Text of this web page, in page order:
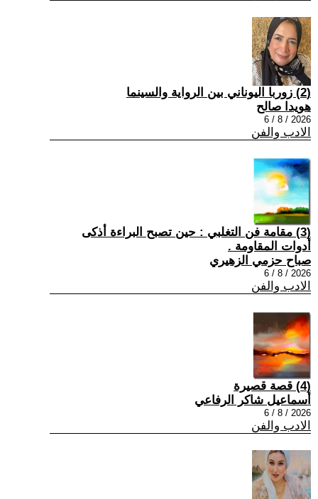
(2) زوربا اليوناني بين الرواية والسينما
هويدا صالح
2026 / 8 / 6
الادب والفن
(3) مقامة فن التغلبي : حين تصبح البراءة أذكى
أدوات المقاومة .
صباح حزمي الزهيري
2026 / 8 / 6
الادب والفن
(4) قصة قصيرة
أسماعيل شاكر الرفاعي
2026 / 8 / 6
الادب والفن